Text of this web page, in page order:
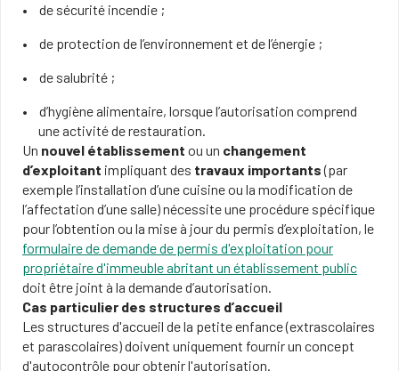
de sécurité incendie ;
de protection de l’environnement et de l’énergie ;
de salubrité ;
d’hygiène alimentaire, lorsque l’autorisation comprend
une activité de restauration.
Un nouvel établissement ou un changement
d’exploitant impliquant des travaux importants(par
exemple l’installation d’une cuisine ou la modification de
l’affectation d’une salle) nécessite une procédure spécifique
pour l’obtention ou la mise à jour du permis d’exploitation, le
formulaire de demande de permis d'exploitation pour
propriétaire d'immeuble abritant un établissement public
doit être joint à la demande d’autorisation.
Cas particulier des structures d’accueil
Les structures d'accueil de la petite enfance (extrascolaires
et parascolaires) doivent uniquement fournir un concept
d'autocontrôle pour obtenir l'autorisation.